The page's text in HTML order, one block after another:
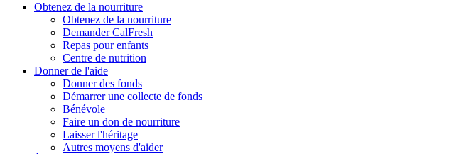
Obtenez de la nourriture
Obtenez de la nourriture
Demander CalFresh
Repas pour enfants
Centre de nutrition
Donner de l'aide
Donner des fonds
Démarrer une collecte de fonds
Bénévole
Faire un don de nourriture
Laisser l'héritage
Autres moyens d'aider